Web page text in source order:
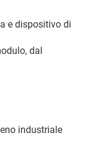
e dispositivo di
dal
industriale